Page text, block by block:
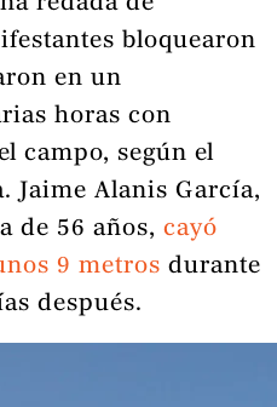
bloquearon
en un
horas con
campo, según el
Jaime Alanis García,
de 56 años, cayó
9 metros durante
después.